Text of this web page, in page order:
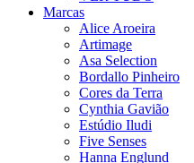
Marcas
Alice Aroeira
Artimage
Asa Selection
Bordallo Pinheiro
Cores da Terra
Cynthia Gavião
Estúdio Iludi
Five Senses
Hanna Englund